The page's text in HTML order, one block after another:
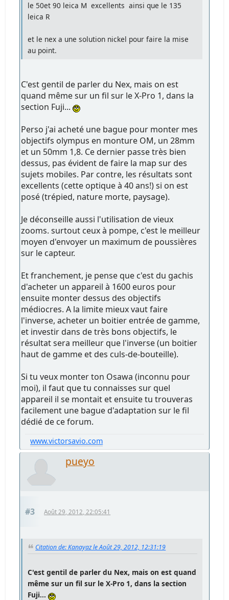
le 50et 90 leica M excellents ainsi que le 135
leica R
et le nex a une solution nickel pour faire la mise
au point.
C'est gentil de parler du Nex, mais on est
quand même sur un fil sur le X-Pro 1, dans la
section Fuji...
Perso j'ai acheté une bague pour monter mes
objectifs olympus en monture OM, un 28mm
et un 50mm 1,8. Ce dernier passe très bien
dessus, pas évident de faire la map sur des
sujets mobiles. Par contre, les résultats sont
excellents (cette optique à 40 ans!) si on est
posé (trépied, nature morte, paysage).
Je déconseille aussi l'utilisation de vieux
zooms. surtout ceux à pompe, c'est le meilleur
moyen d'envoyer un maximum de poussières
sur le capteur.
Et franchement, je pense que c'est du gachis
d'acheter un appareil à 1600 euros pour
ensuite monter dessus des objectifs
médiocres. A la limite mieux vaut faire
l'inverse, acheter un boitier entrée de gamme,
et investir dans de très bons objectifs, le
résultat sera meilleur que l'inverse (un boitier
haut de gamme et des culs-de-bouteille).
Si tu veux monter ton Osawa (inconnu pour
moi), il faut que tu connaisses sur quel
appareil il se montait et ensuite tu trouveras
facilement une bague d'adaptation sur le fil
dédié de ce forum.
www.victorsavio.com
pueyo
#3 Août 29, 2012, 22:05:41
Citation de: Kanayaz le Août 29, 2012, 12:31:19
C'est gentil de parler du Nex, mais on est quand
même sur un fil sur le X-Pro 1, dans la section
Fuji...